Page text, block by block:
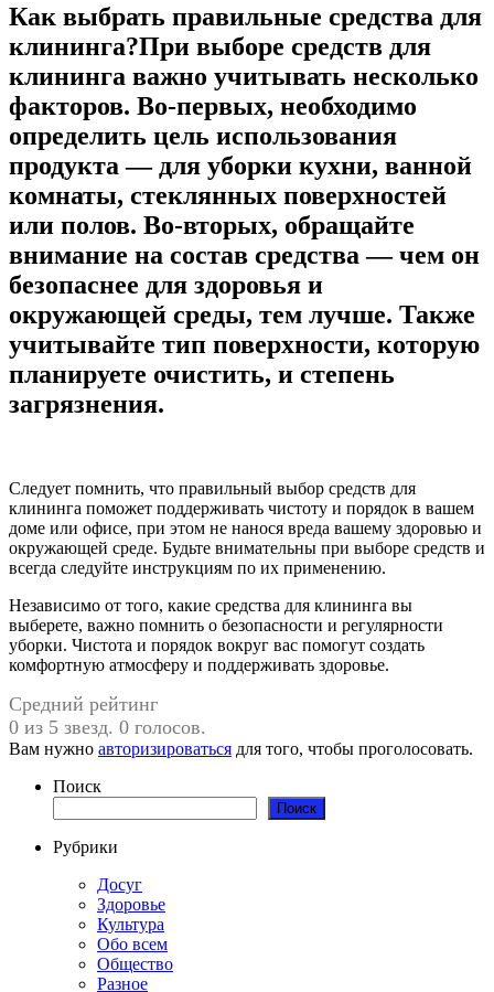
Как выбрать правильные средства для
клининга?При выборе средств для
клининга важно учитывать несколько
факторов. Во-первых, необходимо
определить цель использования
продукта — для уборки кухни, ванной
комнаты, стеклянных поверхностей
или полов. Во-вторых, обращайте
внимание на состав средства — чем он
безопаснее для здоровья и
окружающей среды, тем лучше. Также
учитывайте тип поверхности, которую
планируете очистить, и степень
загрязнения.
Следует помнить, что правильный выбор средств для
клининга поможет поддерживать чистоту и порядок в вашем
доме или офисе, при этом не нанося вреда вашему здоровью и
окружающей среде. Будьте внимательны при выборе средств и
всегда следуйте инструкциям по их применению.
Независимо от того, какие средства для клининга вы
выберете, важно помнить о безопасности и регулярности
уборки. Чистота и порядок вокруг вас помогут создать
комфортную атмосферу и поддерживать здоровье.
Средний рейтинг
0 из 5 звезд. 0 голосов.
Вам нужно авторизироваться для того, чтобы проголосовать.
Поиск
Поиск
Рубрики
Досуг
Здоровье
Культура
Обо всем
Общество
Разное